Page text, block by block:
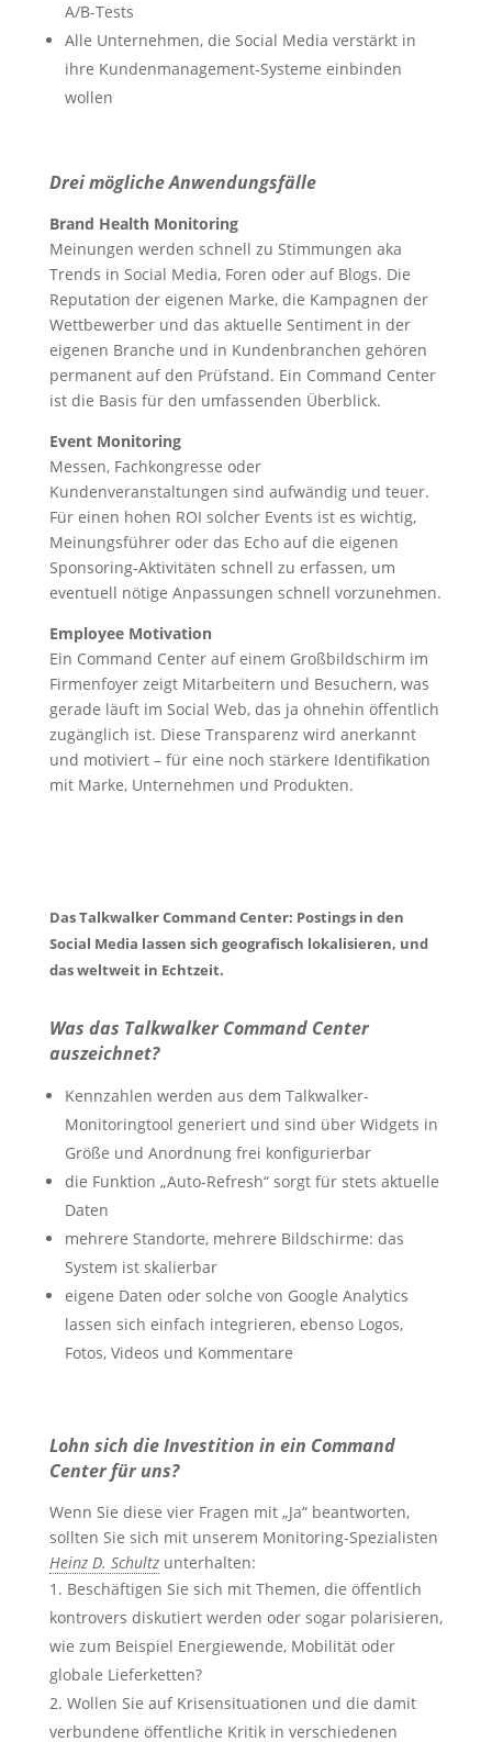
A/B-Tests
Alle Unternehmen, die Social Media verstärkt in
ihre Kundenmanagement-Systeme einbinden
wollen
Drei mögliche Anwendungsfälle
Brand Health Monitoring
Meinungen werden schnell zu Stimmungen aka
Trends in Social Media, Foren oder auf Blogs. Die
Reputation der eigenen Marke, die Kampagnen der
Wettbewerber und das aktuelle Sentiment in der
eigenen Branche und in Kundenbranchen gehören
permanent auf den Prüfstand. Ein Command Center
ist die Basis für den umfassenden Überblick.
Event Monitoring
Messen, Fachkongresse oder
Kundenveranstaltungen sind aufwändig und teuer.
Für einen hohen ROI solcher Events ist es wichtig,
Meinungsführer oder das Echo auf die eigenen
Sponsoring-Aktivitäten schnell zu erfassen, um
eventuell nötige Anpassungen schnell vorzunehmen.
Employee Motivation
Ein Command Center auf einem Großbildschirm im
Firmenfoyer zeigt Mitarbeitern und Besuchern, was
gerade läuft im Social Web, das ja ohnehin öffentlich
zugänglich ist. Diese Transparenz wird anerkannt
und motiviert – für eine noch stärkere Identifikation
mit Marke, Unternehmen und Produkten.
Das Talkwalker Command Center: Postings in den
Social Media lassen sich geografisch lokalisieren, und
das weltweit in Echtzeit.
Was das Talkwalker Command Center
auszeichnet?
Kennzahlen werden aus dem Talkwalker-
Monitoringtool generiert und sind über Widgets in
Größe und Anordnung frei konfigurierbar
die Funktion „Auto-Refresh“ sorgt für stets aktuelle
Daten
mehrere Standorte, mehrere Bildschirme: das
System ist skalierbar
eigene Daten oder solche von Google Analytics
lassen sich einfach integrieren, ebenso Logos,
Fotos, Videos und Kommentare
Lohn sich die Investition in ein Command
Center für uns?
Wenn Sie diese vier Fragen mit „Ja“ beantworten,
sollten Sie sich mit unserem Monitoring-Spezialisten
Heinz D. Schultzunterhalten:
Beschäftigen Sie sich mit Themen, die öffentlich
kontrovers diskutiert werden oder sogar polarisieren,
wie zum Beispiel Energiewende, Mobilität oder
globale Lieferketten?
Wollen Sie auf Krisensituationen und die damit
verbundene öffentliche Kritik in verschiedenen